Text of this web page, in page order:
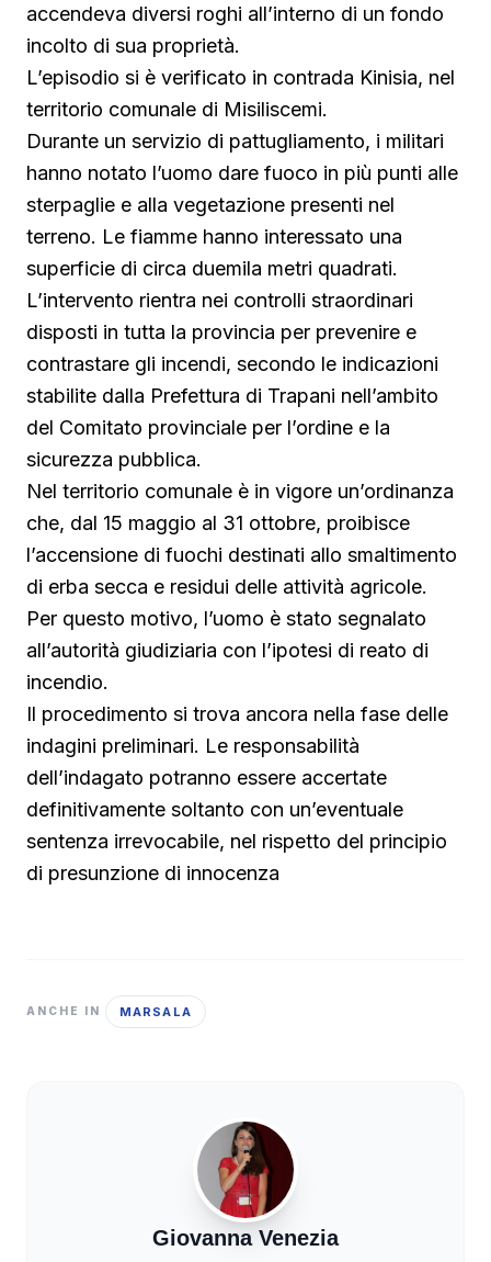
accendeva diversi roghi all’interno di un fondo
incolto di sua proprietà.
L’episodio si è verificato in contrada Kinisia, nel
territorio comunale di Misiliscemi.
Durante un servizio di pattugliamento, i militari
hanno notato l’uomo dare fuoco in più punti alle
sterpaglie e alla vegetazione presenti nel
terreno. Le fiamme hanno interessato una
superficie di circa duemila metri quadrati.
L’intervento rientra nei controlli straordinari
disposti in tutta la provincia per prevenire e
contrastare gli incendi, secondo le indicazioni
stabilite dalla Prefettura di Trapani nell’ambito
del Comitato provinciale per l’ordine e la
sicurezza pubblica.
Nel territorio comunale è in vigore un’ordinanza
che, dal 15 maggio al 31 ottobre, proibisce
l’accensione di fuochi destinati allo smaltimento
di erba secca e residui delle attività agricole.
Per questo motivo, l’uomo è stato segnalato
all’autorità giudiziaria con l’ipotesi di reato di
incendio.
Il procedimento si trova ancora nella fase delle
indagini preliminari. Le responsabilità
dell’indagato potranno essere accertate
definitivamente soltanto con un’eventuale
sentenza irrevocabile, nel rispetto del principio
di presunzione di innocenza
ANCHE IN MARSALA
Giovanna Venezia